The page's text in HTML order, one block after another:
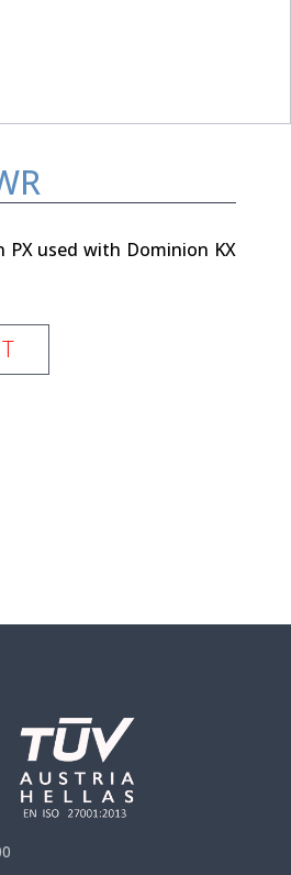
PX used with Dominion KX